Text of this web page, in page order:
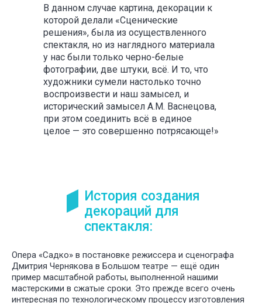
В данном случае картина, декорации к
которой делали «Сценические
решения», была из осуществленного
спектакля, но из наглядного материала
у нас были только черно-белые
фотографии, две штуки, всё. И то, что
художники сумели настолько точно
воспроизвести и наш замысел, и
исторический замысел А.М. Васнецова,
при этом соединить всё в единое
целое — это совершенно потрясающе!»
История создания
декораций для
спектакля:
Опера «Садко» в постановке режиссера и сценографа
Дмитрия Чернякова в Большом театре — ещё один
пример масштабной работы, выполненной нашими
мастерскими в сжатые сроки. Это прежде всего очень
интересная по технологическому процессу изготовления